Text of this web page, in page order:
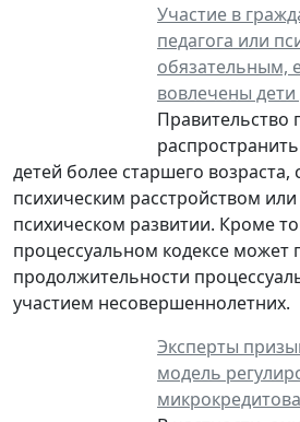
Участие в
педагога или
обязательным,
вовлечены дети
Правительство
детей более старшего
психическим расстройством
психическом развитии. Кроме
процессуальном кодексе может
продолжительности
участием несовершеннолетних.
Эксперты
модель